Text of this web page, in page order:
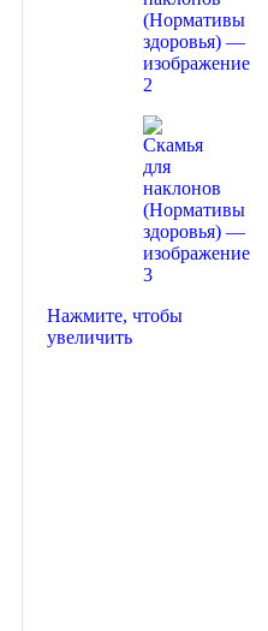
Нажмите, чтобы
увеличить